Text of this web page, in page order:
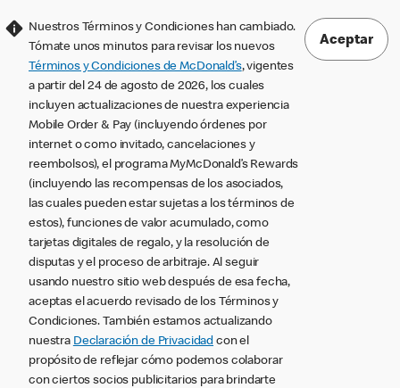
Nuestros Términos y Condiciones han cambiado.
Tómate unos minutos para revisar los nuevos
Términos y Condiciones de McDonald’s, vigentes
a partir del 24 de agosto de 2026, los cuales
incluyen actualizaciones de nuestra experiencia
Mobile Order & Pay (incluyendo órdenes por
internet o como invitado, cancelaciones y
reembolsos), el programa MyMcDonald’s Rewards
(incluyendo las recompensas de los asociados,
las cuales pueden estar sujetas a los términos de
estos), funciones de valor acumulado, como
tarjetas digitales de regalo, y la resolución de
disputas y el proceso de arbitraje. Al seguir
usando nuestro sitio web después de esa fecha,
aceptas el acuerdo revisado de los Términos y
Condiciones. También estamos actualizando
nuestra Declaración de Privacidad con el
propósito de reflejar cómo podemos colaborar
con ciertos socios publicitarios para brindarte
Aceptar